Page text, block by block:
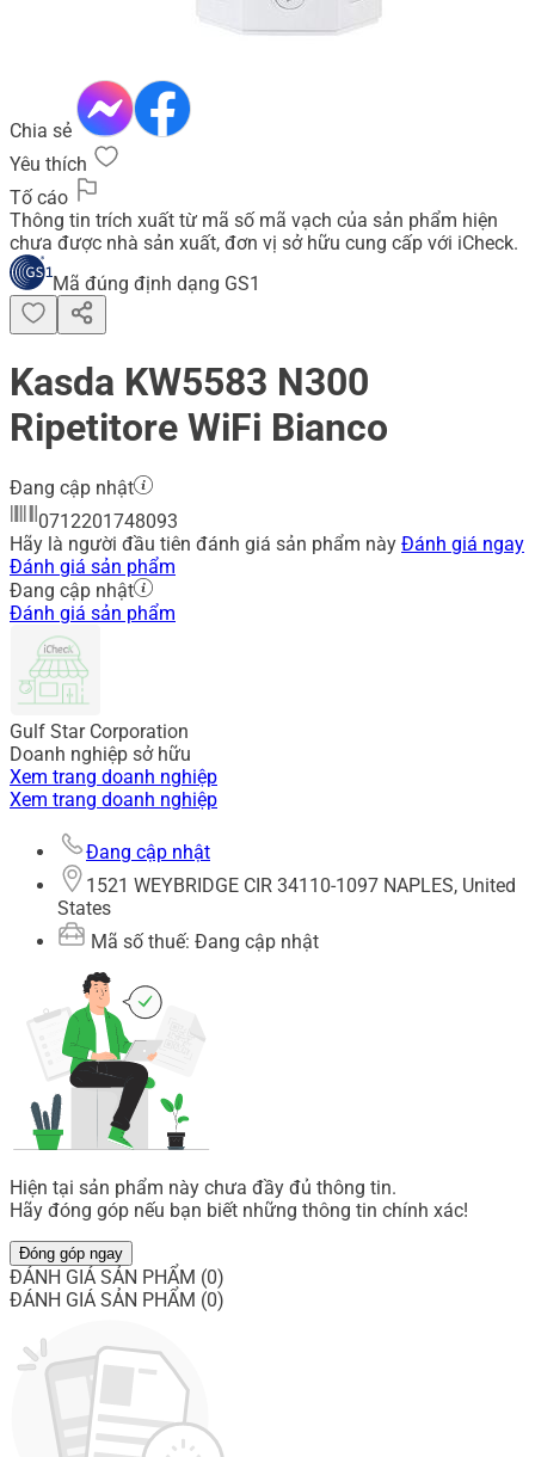
Chia sẻ
Yêu thích
Tố cáo
Thông tin trích xuất từ mã số mã vạch của sản phẩm hiện
chưa được nhà sản xuất, đơn vị sở hữu cung cấp với iCheck.
Mã đúng định dạng GS1
Kasda KW5583 N300
Ripetitore WiFi Bianco
Đang cập nhật
0712201748093
Hãy là người đầu tiên đánh giá sản phẩm này Đánh giá ngay
Đánh giá sản phẩm
Đang cập nhật
Đánh giá sản phẩm
Gulf Star Corporation
Doanh nghiệp sở hữu
Xem trang doanh nghiệp
Xem trang doanh nghiệp
Đang cập nhật
1521 WEYBRIDGE CIR 34110-1097 NAPLES, United
States
Mã số thuế: Đang cập nhật
Hiện tại sản phẩm này chưa đầy đủ thông tin.
Hãy đóng góp nếu bạn biết những thông tin chính xác!
Đóng góp ngay
ĐÁNH GIÁ SẢN PHẨM (0)
ĐÁNH GIÁ SẢN PHẨM (0)